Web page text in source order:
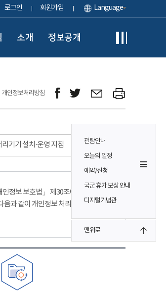
로그인 회원가입 Language
소개 정보공개
관람안내
오늘의 일정
예약/신청
국군 휴가 보상 안내
디지털기념관
맨위로
개인정보처리방침
기기 설치·운영 지침
정보 보호법」 제30조에 따라
음과 같이 개인정보 처리방침을